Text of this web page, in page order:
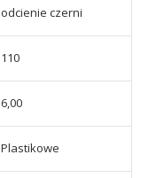
odcienie czerni
110
6,00
Plastikowe